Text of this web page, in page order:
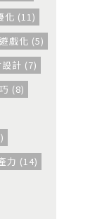
化 (11)
戲化 (5)
計 (7)
(8)
力 (14)